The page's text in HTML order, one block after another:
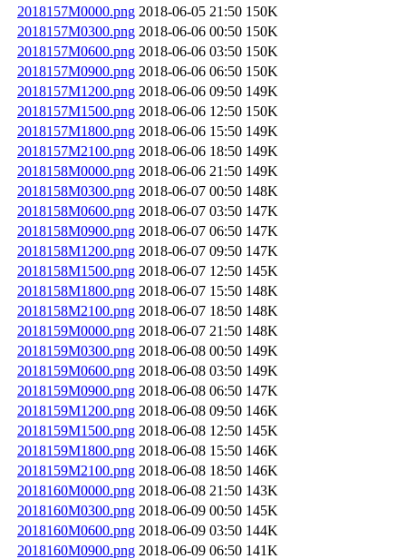
2018157M0000.png 2018-06-05 21:50 150K
2018157M0300.png 2018-06-06 00:50 150K
2018157M0600.png 2018-06-06 03:50 150K
2018157M0900.png 2018-06-06 06:50 150K
2018157M1200.png 2018-06-06 09:50 149K
2018157M1500.png 2018-06-06 12:50 150K
2018157M1800.png 2018-06-06 15:50 149K
2018157M2100.png 2018-06-06 18:50 149K
2018158M0000.png 2018-06-06 21:50 149K
2018158M0300.png 2018-06-07 00:50 148K
2018158M0600.png 2018-06-07 03:50 147K
2018158M0900.png 2018-06-07 06:50 147K
2018158M1200.png 2018-06-07 09:50 147K
2018158M1500.png 2018-06-07 12:50 145K
2018158M1800.png 2018-06-07 15:50 148K
2018158M2100.png 2018-06-07 18:50 148K
2018159M0000.png 2018-06-07 21:50 148K
2018159M0300.png 2018-06-08 00:50 149K
2018159M0600.png 2018-06-08 03:50 149K
2018159M0900.png 2018-06-08 06:50 147K
2018159M1200.png 2018-06-08 09:50 146K
2018159M1500.png 2018-06-08 12:50 145K
2018159M1800.png 2018-06-08 15:50 146K
2018159M2100.png 2018-06-08 18:50 146K
2018160M0000.png 2018-06-08 21:50 143K
2018160M0300.png 2018-06-09 00:50 145K
2018160M0600.png 2018-06-09 03:50 144K
2018160M0900.png 2018-06-09 06:50 141K